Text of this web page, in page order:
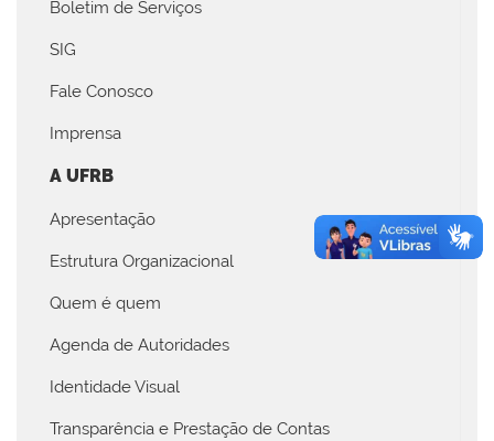
Boletim de Serviços
SIG
Fale Conosco
Imprensa
A UFRB
Apresentação
Estrutura Organizacional
Quem é quem
Agenda de Autoridades
Identidade Visual
Transparência e Prestação de Contas